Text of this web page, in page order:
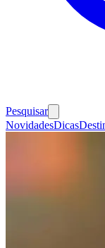
Pesquisar
NovidadesDicas